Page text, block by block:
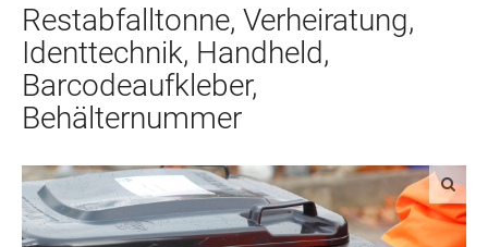
Restabfalltonne, Verheiratung,
Identtechnik, Handheld,
Barcodeaufkleber,
Behälternummer